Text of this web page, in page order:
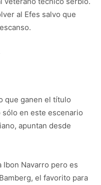
al Efes salvo que
que ganen el título
en este escenario
apuntan desde
Ibon Navarro pero es
el favorito para